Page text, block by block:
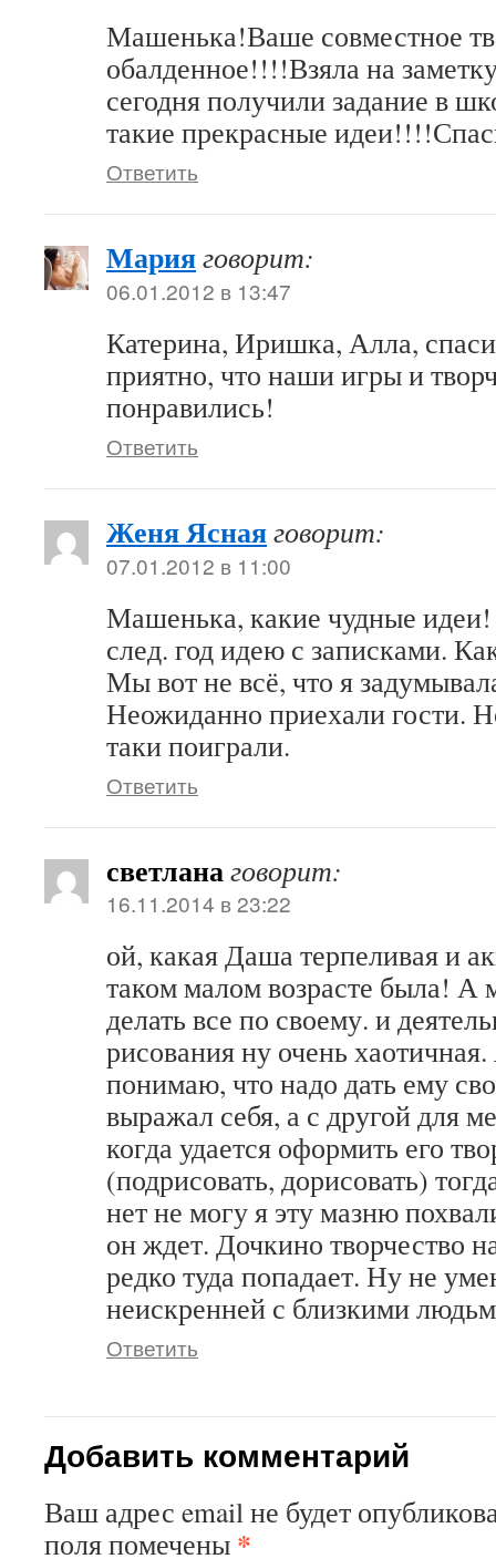
Машенька!Ваше совместное
обалденное!!!!Взяла на
сегодня получили задание в
такие прекрасные
Ответить
Марияговорит:
06.01.2012 в 13:47
Катерина, Иришка, Алла,
приятно, что наши игры и
понравились!
Ответить
Женя Яснаяговорит:
07.01.2012 в 11:00
Машенька, какие чудные
след. год идею с записками.
Мы вот не всё, что я
Неожиданно приехали гости.
таки поиграли.
Ответить
светланаговорит:
16.11.2014 в 23:22
ой, какая Даша терпеливая и
таком малом возрасте была! А
делать все по своему. и
рисования ну очень
понимаю, что надо дать ему
выражал себя, а с другой для
когда удается оформить его
(подрисовать, дорисовать)
нет не могу я эту мазню
он ждет. Дочкино творчество
редко туда попадает. Ну не
неискренней с близкими
Ответить
Добавить комментарий
Ваш адрес email не будет
поля помечены *